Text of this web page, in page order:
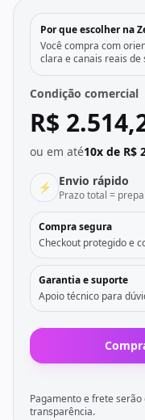
Por que escolher na
Você compra com
clara e canais reais de
Condição comercial
R$
ou em até10x de R$
⚡ Envio rápido
Prazo total =
Compra segura
Checkout protegido e
Garantia e suporte
Apoio técnico para
Pagamento e frete
transparência.